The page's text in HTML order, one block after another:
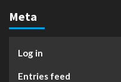
Meta
Log in
Entries feed